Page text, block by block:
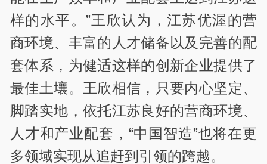
样的水平。”王欣认为，江苏优渥的营
商环境、丰富的人才储备以及完善的配
套体系，为健适这样的创新企业提供了
最佳土壤。王欣相信，只要内心坚定、
脚踏实地，依托江苏良好的营商环境、
人才和产业配套，“中国智造”也将在更
多领域实现从追赶到引领的跨越。